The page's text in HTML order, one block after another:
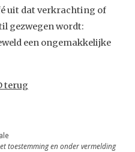
uit dat verkrachting of
gezwegen wordt:
een ongemakkelijke
terug
toestemming en onder vermelding